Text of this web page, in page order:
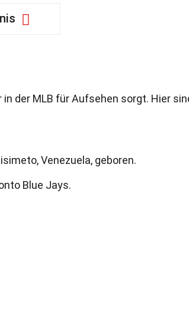
der MLB für Aufsehen sorgt. Hier
Venezuela, geboren.
Blue Jays.